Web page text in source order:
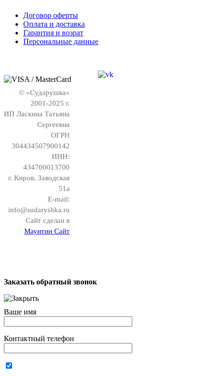
Договор оферты
Оплата и доставка
Гарантия и возрат
Персональные данные
© «Сударушка»
2001-2025 г.
ИП Ласкина Татьяна
Сергеевна
ОГРН
304434507900142
ИНН:
434700013700
г. Киров, Заводская
51а
E-mail:
info@sudaryshka.ru
Сайт сделан в
Маунтин Сайт
Заказать обратный звонок
Ваше имя
Контактный телефон